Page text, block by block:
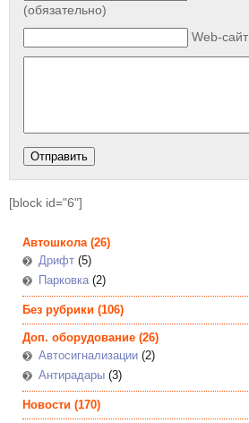
(обязательно)
Web-сайт
[block id="6"]
Автошкола(26)
Дрифт (5)
Парковка(2)
Без рубрики (106)
Доп. оборудование (26)
Автосигнализации (2)
Антирадары (3)
Новости (170)